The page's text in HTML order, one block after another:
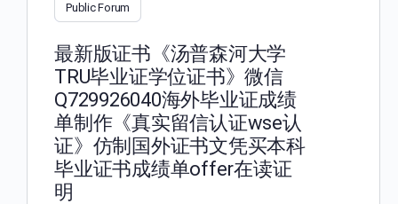
Public Forum
最新版证书《汤普森河大学
TRU毕业证学位证书》微信
Q729926040海外毕业证成绩
单制作《真实留信认证wse认
证》仿制国外证书文凭买本科
毕业证书成绩单offer在读证
明